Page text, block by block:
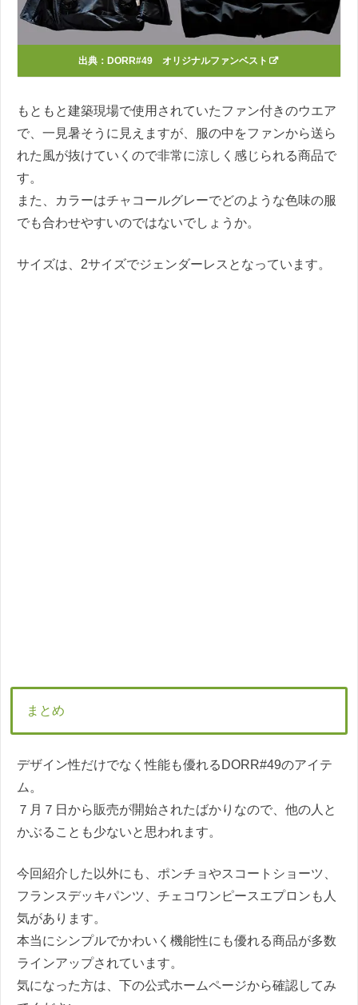
出典： DORR#49 オリジナルファンベスト
もともと建築現場で使用されていたファン付きのウエア
で、一見暑そうに見えますが、服の中をファンから送ら
れた風が抜けていくので非常に涼しく感じられる商品で
す。
また、カラーはチャコールグレーでどのような色味の服
でも合わせやすいのではないでしょうか。
サイズは、2サイズでジェンダーレスとなっています。
まとめ
デザイン性だけでなく性能も優れるDORR#49のアイテ
ム。
７月７日から販売が開始されたばかりなので、他の人と
かぶることも少ないと思われます。
今回紹介した以外にも、ポンチョやスコートショーツ、
フランスデッキパンツ、チェコワンピースエプロンも人
気があります。
本当にシンプルでかわいく機能性にも優れる商品が多数
ラインアップされています。
気になった方は、下の公式ホームページから確認してみ